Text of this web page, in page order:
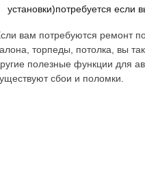
установки)потребуется если
вам потребуются ремонт
торпеды, потолка, вы
полезные функции для
сбои и поломки.